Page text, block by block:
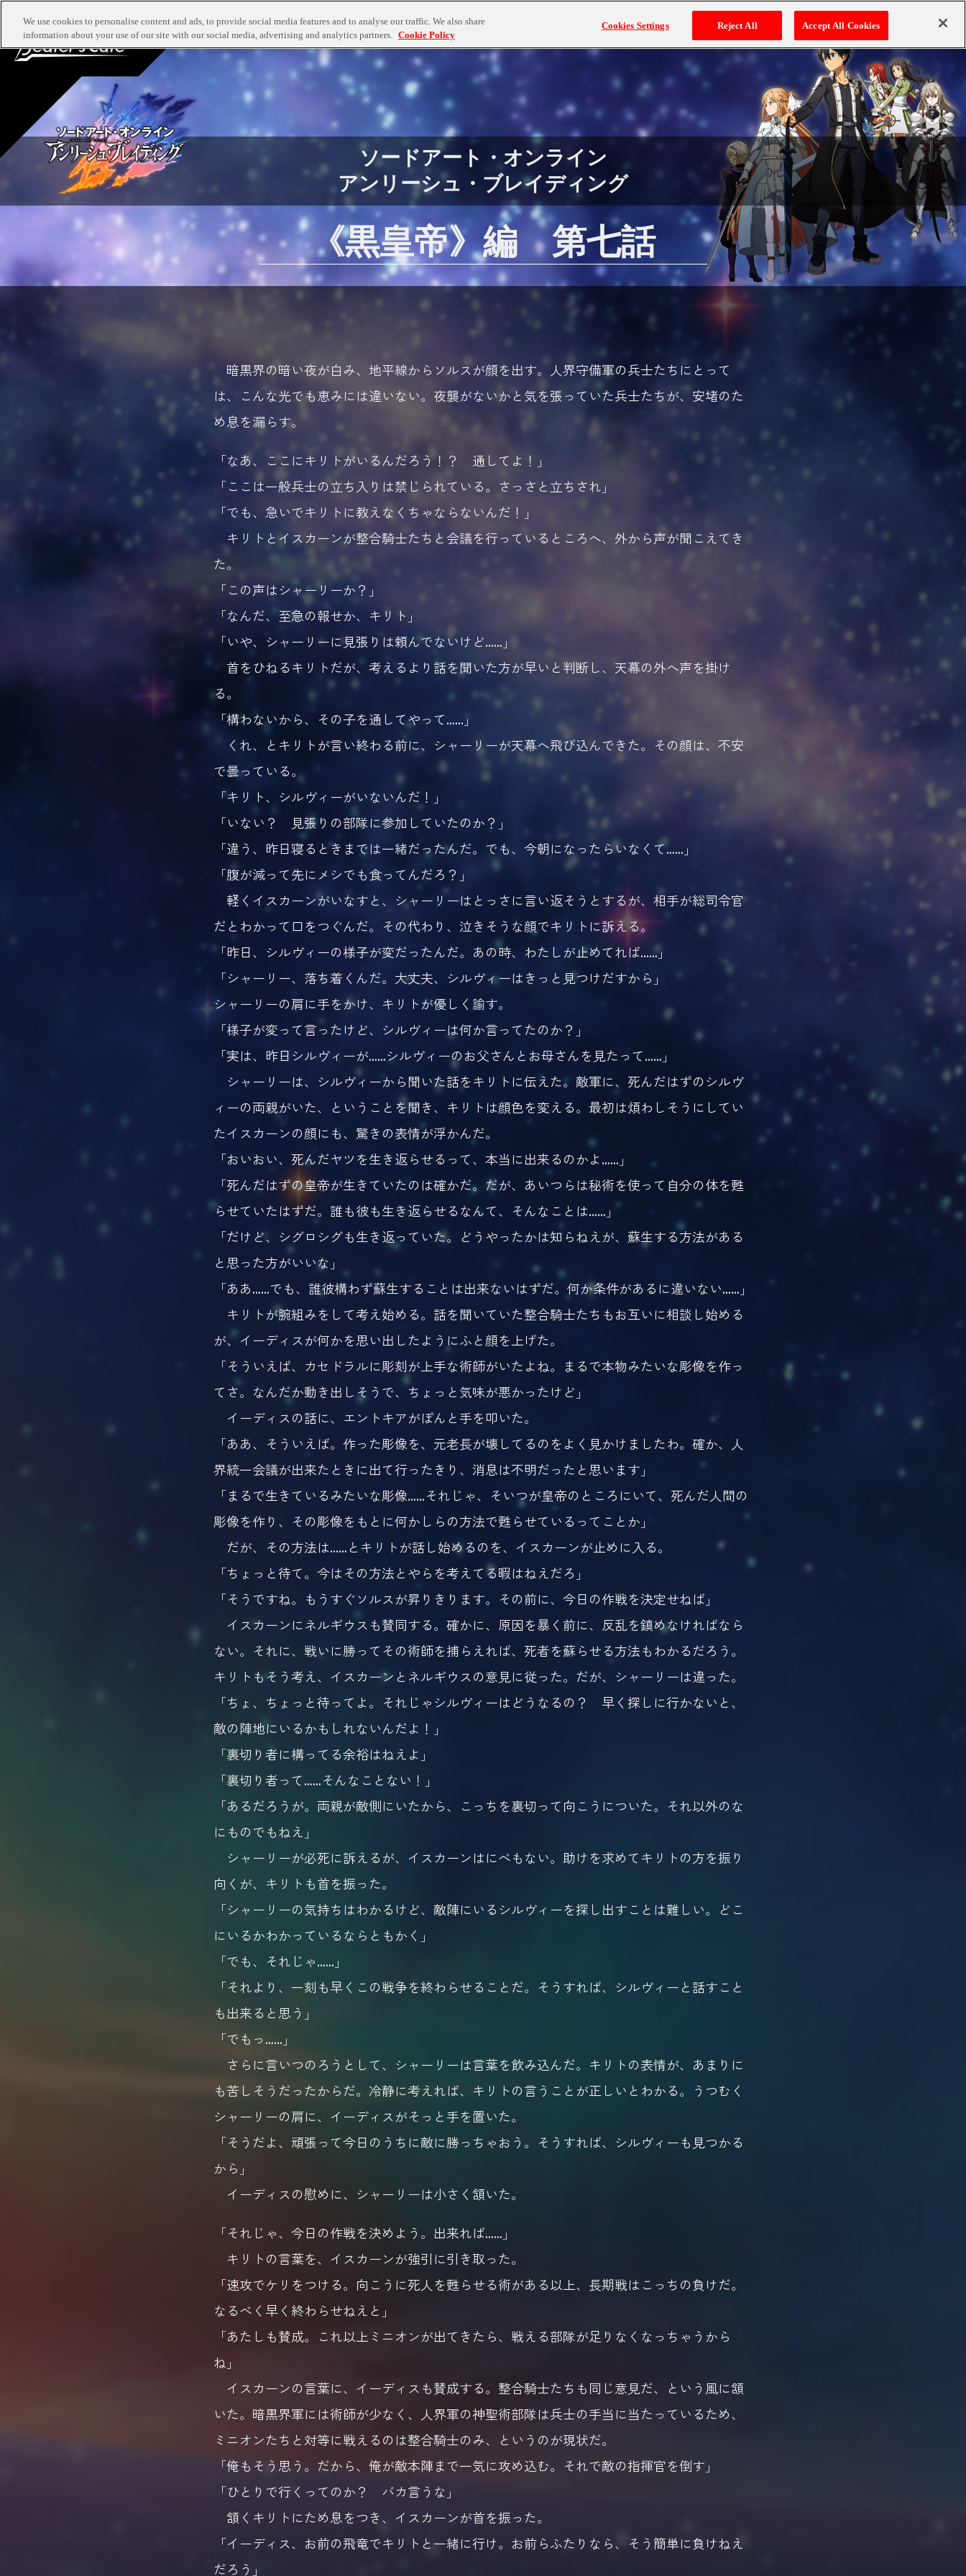
ログイン
TOP 最新情報 ゲームラインナップ コンテンツ
ソードアート・オンライン
アンリーシュ・ブレイディング
《黒皇帝》編 第七話
暗黒界の暗い夜が白み、地平線からソルスが顔を出す。人界守備軍の兵士たちにとって
は、こんな光でも恵みには違いない。夜襲がないかと気を張っていた兵士たちが、安堵のた
め息を漏らす。
「なあ、ここにキリトがいるんだろう！？ 通してよ！」
「ここは一般兵士の立ち入りは禁じられている。さっさと立ちされ」
「でも、急いでキリトに教えなくちゃならないんだ！」
キリトとイスカーンが整合騎士たちと会議を行っているところへ、外から声が聞こえてき
た。
「この声はシャーリーか？」
「なんだ、至急の報せか、キリト」
「いや、シャーリーに見張りは頼んでないけど……」
首をひねるキリトだが、考えるより話を聞いた方が早いと判断し、天幕の外へ声を掛け
る。
「構わないから、その子を通してやって……」
くれ、とキリトが言い終わる前に、シャーリーが天幕へ飛び込んできた。その顔は、不安
で曇っている。
「キリト、シルヴィーがいないんだ！」
「いない？ 見張りの部隊に参加していたのか？」
「違う、昨日寝るときまでは一緒だったんだ。でも、今朝になったらいなくて……」
「腹が減って先にメシでも食ってんだろ？」
軽くイスカーンがいなすと、シャーリーはとっさに言い返そうとするが、相手が総司令官
だとわかって口をつぐんだ。その代わり、泣きそうな顔でキリトに訴える。
「昨日、シルヴィーの様子が変だったんだ。あの時、わたしが止めてれば……」
「シャーリー、落ち着くんだ。大丈夫、シルヴィーはきっと見つけだすから」
シャーリーの肩に手をかけ、キリトが優しく諭す。
「様子が変って言ったけど、シルヴィーは何か言ってたのか？」
「実は、昨日シルヴィーが……シルヴィーのお父さんとお母さんを見たって……」
シャーリーは、シルヴィーから聞いた話をキリトに伝えた。敵軍に、死んだはずのシルヴ
ィーの両親がいた、ということを聞き、キリトは顔色を変える。最初は煩わしそうにしてい
たイスカーンの顔にも、驚きの表情が浮かんだ。
「おいおい、死んだヤツを生き返らせるって、本当に出来るのかよ……」
「死んだはずの皇帝が生きていたのは確かだ。だが、あいつらは秘術を使って自分の体を甦
らせていたはずだ。誰も彼も生き返らせるなんて、そんなことは……」
「だけど、シグロシグも生き返っていた。どうやったかは知らねえが、蘇生する方法がある
と思った方がいいな」
「ああ……でも、誰彼構わず蘇生することは出来ないはずだ。何か条件があるに違いない……」
キリトが腕組みをして考え始める。話を聞いていた整合騎士たちもお互いに相談し始める
が、イーディスが何かを思い出したようにふと顔を上げた。
「そういえば、カセドラルに彫刻が上手な術師がいたよね。まるで本物みたいな彫像を作っ
てさ。なんだか動き出しそうで、ちょっと気味が悪かったけど」
イーディスの話に、エントキアがぽんと手を叩いた。
「ああ、そういえば。作った彫像を、元老長が壊してるのをよく見かけましたわ。確か、人
界統一会議が出来たときに出て行ったきり、消息は不明だったと思います」
「まるで生きているみたいな彫像……それじゃ、そいつが皇帝のところにいて、死んだ人間の
彫像を作り、その彫像をもとに何かしらの方法で甦らせているってことか」
だが、その方法は……とキリトが話し始めるのを、イスカーンが止めに入る。
「ちょっと待て。今はその方法とやらを考えてる暇はねえだろ」
「そうですね。もうすぐソルスが昇りきります。その前に、今日の作戦を決定せねば」
イスカーンにネルギウスも賛同する。確かに、原因を暴く前に、反乱を鎮めなければなら
ない。それに、戦いに勝ってその術師を捕らえれば、死者を蘇らせる方法もわかるだろう。
キリトもそう考え、イスカーンとネルギウスの意見に従った。だが、シャーリーは違った。
「ちょ、ちょっと待ってよ。それじゃシルヴィーはどうなるの？ 早く探しに行かないと、
敵の陣地にいるかもしれないんだよ！」
「裏切り者に構ってる余裕はねえよ」
「裏切り者って……そんなことない！」
「あるだろうが。両親が敵側にいたから、こっちを裏切って向こうについた。それ以外のな
にものでもねえ」
シャーリーが必死に訴えるが、イスカーンはにべもない。助けを求めてキリトの方を振り
向くが、キリトも首を振った。
「シャーリーの気持ちはわかるけど、敵陣にいるシルヴィーを探し出すことは難しい。どこ
にいるかわかっているならともかく」
「でも、それじゃ……」
「それより、一刻も早くこの戦争を終わらせることだ。そうすれば、シルヴィーと話すこと
も出来ると思う」
「でもっ……」
さらに言いつのろうとして、シャーリーは言葉を飲み込んだ。キリトの表情が、あまりに
も苦しそうだったからだ。冷静に考えれば、キリトの言うことが正しいとわかる。うつむく
シャーリーの肩に、イーディスがそっと手を置いた。
「そうだよ、頑張って今日のうちに敵に勝っちゃおう。そうすれば、シルヴィーも見つかる
から」
イーディスの慰めに、シャーリーは小さく頷いた。
「それじゃ、今日の作戦を決めよう。出来れば……」
キリトの言葉を、イスカーンが強引に引き取った。
「速攻でケリをつける。向こうに死人を甦らせる術がある以上、長期戦はこっちの負けだ。
なるべく早く終わらせねえと」
「あたしも賛成。これ以上ミニオンが出てきたら、戦える部隊が足りなくなっちゃうから
ね」
イスカーンの言葉に、イーディスも賛成する。整合騎士たちも同じ意見だ、という風に頷
いた。暗黒界軍には術師が少なく、人界軍の神聖術部隊は兵士の手当に当たっているため、
ミニオンたちと対等に戦えるのは整合騎士のみ、というのが現状だ。
「俺もそう思う。だから、俺が敵本陣まで一気に攻め込む。それで敵の指揮官を倒す」
「ひとりで行くってのか？ バカ言うな」
頷くキリトにため息をつき、イスカーンが首を振った。
「イーディス、お前の飛竜でキリトと一緒に行け。お前らふたりなら、そう簡単に負けねえ
だろう」
We use cookies to personalise content and ads, to provide social media features and to analyse our traffic. We also share
information about your use of our site with our social media, advertising and analytics partners. Cookie Policy
Cookies Settings Reject All Accept All Cookies